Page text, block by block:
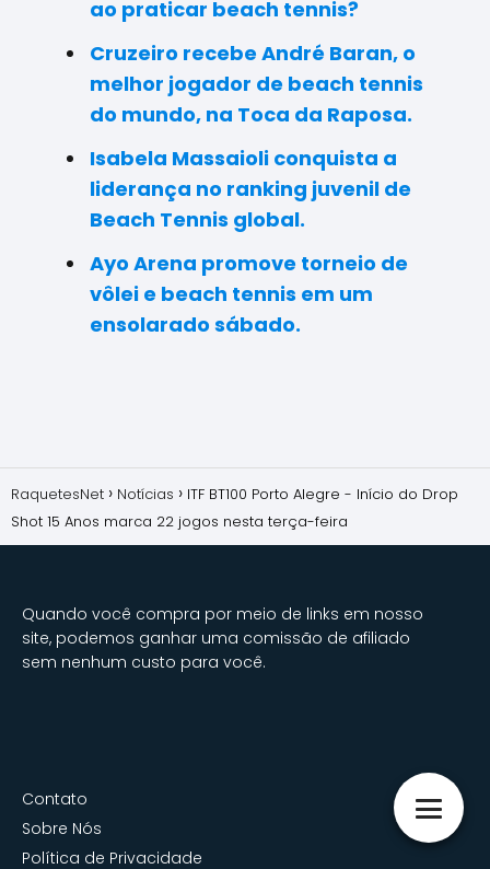
ao praticar beach tennis?
Cruzeiro recebe André Baran, o
melhor jogador de beach tennis
do mundo, na Toca da Raposa.
Isabela Massaioli conquista a
liderança no ranking juvenil de
Beach Tennis global.
Ayo Arena promove torneio de
vôlei e beach tennis em um
ensolarado sábado.
RaquetesNet Notícias
ITF BT100 Porto Alegre - Início do Drop
Shot 15 Anos marca 22 jogos nesta terça-feira
Quando você compra por meio de links em nosso
site, podemos ganhar uma comissão de afiliado
sem nenhum custo para você.
Contato
Sobre Nós
Política de Privacidade